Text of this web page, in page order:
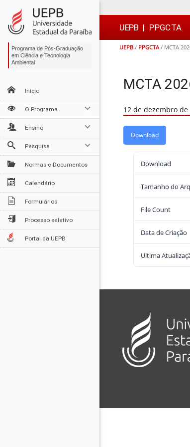
para
conteúdo
para
menu
para
busca
para
rodapé
 UEPB | PPGCTA
UEPB / PPGCTA/ MCTA
Programa de Pós-Graduação
em Ciência e Tecnologia
Ambiental
Início
O Programa
Ensino
Pesquisa
Normas e Documentos
Calendário
Formulários
Processo seletivo
Portal da UEPB
MCTA
12 de dezembro de
Download
Download
Tamanho do
File Count
Data de Criação
Ultima